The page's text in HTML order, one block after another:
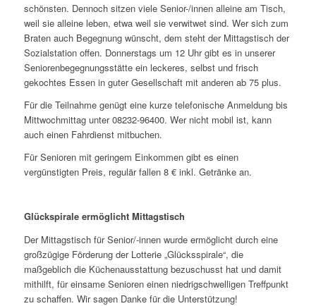
schönsten. Dennoch sitzen viele Senior-/innen alleine am Tisch,
weil sie alleine leben, etwa weil sie verwitwet sind. Wer sich zum
Braten auch Begegnung wünscht, dem steht der Mittagstisch der
Sozialstation offen. Donnerstags um 12 Uhr gibt es in unserer
Seniorenbegegnungsstätte ein leckeres, selbst und frisch
gekochtes Essen in guter Gesellschaft mit anderen ab 75 plus.
Für die Teilnahme genügt eine kurze telefonische Anmeldung bis
Mittwochmittag unter 08232-96400. Wer nicht mobil ist, kann
auch einen Fahrdienst mitbuchen.
Für Senioren mit geringem Einkommen gibt es einen
vergünstigten Preis, regulär fallen 8 € inkl. Getränke an.
Glückspirale ermöglicht Mittagstisch
Der Mittagstisch für Senior/-innen wurde ermöglicht durch eine
großzügige Förderung der Lotterie „Glücksspirale“, die
maßgeblich die Küchenausstattung bezuschusst hat und damit
mithilft, für einsame Senioren einen niedrigschwelligen Treffpunkt
zu schaffen. Wir sagen Danke für die Unterstützung!